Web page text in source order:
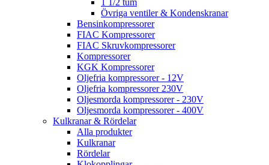
1 1/2 tum
Övriga ventiler & Kondenskranar
Bensinkompressorer
FIAC Kompressorer
FIAC Skruvkompressorer
Kompressorer
KGK Kompressorer
Oljefria kompressorer - 12V
Oljefria kompressorer 230V
Oljesmorda kompressorer - 230V
Oljesmorda kompressorer - 400V
Kulkranar & Rördelar
Alla produkter
Kulkranar
Rördelar